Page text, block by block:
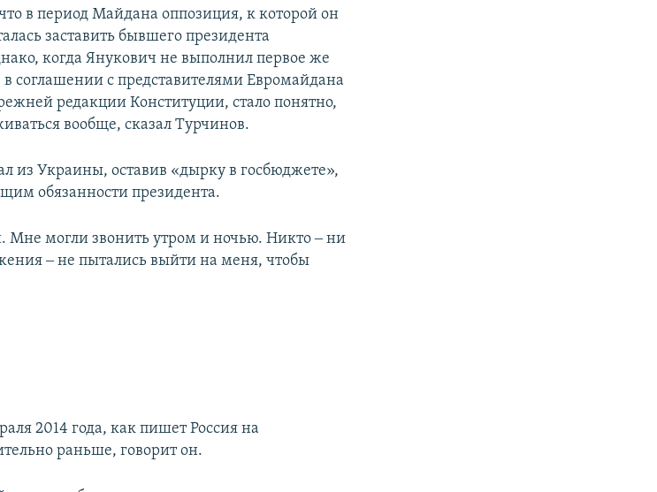
в период Майдана оппозиция, к которой он
заставить бывшего президента
когда Янукович не выполнил первое же
в соглашении с представителями Евромайдана
редакции Конституции, стало понятно,
вообще, сказал Турчинов.
из Украины, оставив «дырку в госбюджете»,
обязанности президента.
Мне могли звонить утром и ночью. Никто ‒ ни
‒ не пытались выйти на меня, чтобы
2014 года, как пишет Россия на
раньше, говорит он.